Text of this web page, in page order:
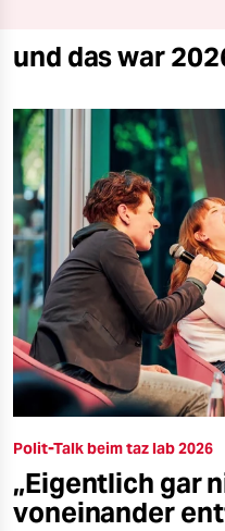
unterstützen
genossenschaft
epaper login
und das war
Polit-Talk beim taz lab 2026
„Eigentlich gar
voneinander